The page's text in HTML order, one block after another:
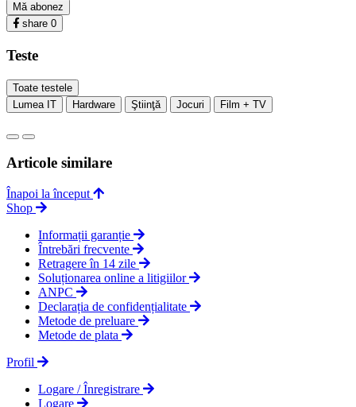
Mă abonez
share 0
Teste
Toate testele
Lumea IT
Hardware Ştiinţă Jocuri Film + TV
Articole similare
Înapoi la început
Shop
Informații garanție
Întrebări frecvente
Retragere în 14 zile
Soluționarea online a litigiilor
ANPC
Declarația de confidențialitate
Metode de preluare
Metode de plata
Profil
Logare / Înregistrare
Logare